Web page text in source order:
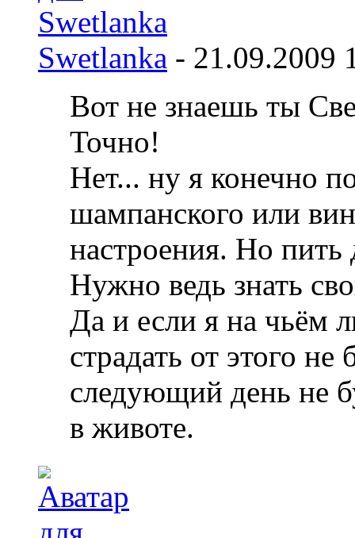
Swetlanka - 21.09.2009
Вот не знаешь ты
Точно!
Нет... ну я конечно
шампанского или
настроения. Но пить
Нужно ведь знать
Да и если я на чьём
страдать от этого
следующий день не
в животе.